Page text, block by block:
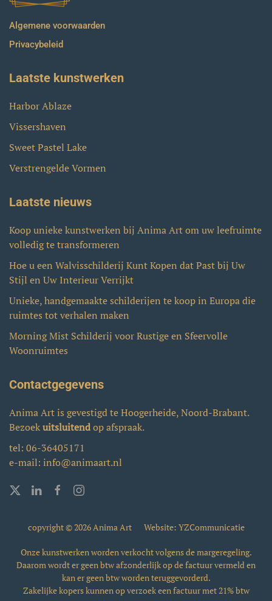
Algemene voorwaarden
Privacybeleid
Laatste kunstwerken
Harbor Ablaze
Vissershaven
Sweet Pastel Lake
Verstrengelde Vormen
Laatste nieuws
Koop unieke kunstwerken bij Anima Art om uw leefruimte
volledig te transformeren
Hoe u een Walvisschilderij Kunt Kopen dat Past bij Uw
Stijl en Uw Interieur Verrijkt
Unieke, handgemaakte schilderijen te koop in Europa die
ruimtes tot verhalen maken
Morning Mist Schilderij voor Rustige en Sfeervolle
Woonruimtes
Contactgegevens
Anima Art is gevestigd te Hoogerheide, Noord-Brabant.
Bezoekuitsluitendop afspraak.
tel: 06-36405171
e-mail: info@animaart.nl
copyright © 2026 Anima Art Website: YZCommunicatie
Onze kunstwerken worden verkocht volgens de margeregeling.
Daarom wordt er geen btw afzonderlijk op de factuur vermeld en
kan er geen btw worden teruggevorderd.
Zakelijke kopers kunnen op verzoek een factuur met 21% btw